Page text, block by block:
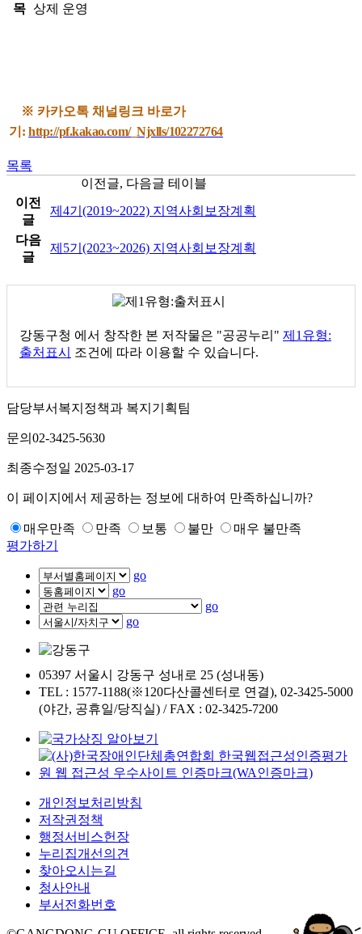
목 상제 운영
※ 카카오톡 채널링크 바로가
기: http://pf.kakao.com/_Njxlls/102272764
목록
이전글, 다음글 테이블
이전
글
제4기(2019~2022) 지역사회보장계획
다음
글
제5기(2023~2026) 지역사회보장계획
강동구청 에서 창작한 본 저작물은 "공공누리" 제1유형:
출처표시
조건에 따라 이용할 수 있습니다.
담당부서 복지정책과 복지기획팀
문의 02-3425-5630
최종수정일 2025-03-17
이 페이지에서 제공하는 정보에 대하여 만족하십니까?
매우만족 만족 보통 불만
매우 불만족
평가하기
go
go
go
go
05397 서울시 강동구 성내로 25 (성내동)
TEL : 1577-1188(※120다산콜센터로 연결), 02-3425-5000
(야간, 공휴일/당직실) / FAX : 02-3425-7200
개인정보처리방침
저작권정책
행정서비스헌장
누리집개선의견
찾아오시는길
청사안내
부서전화번호